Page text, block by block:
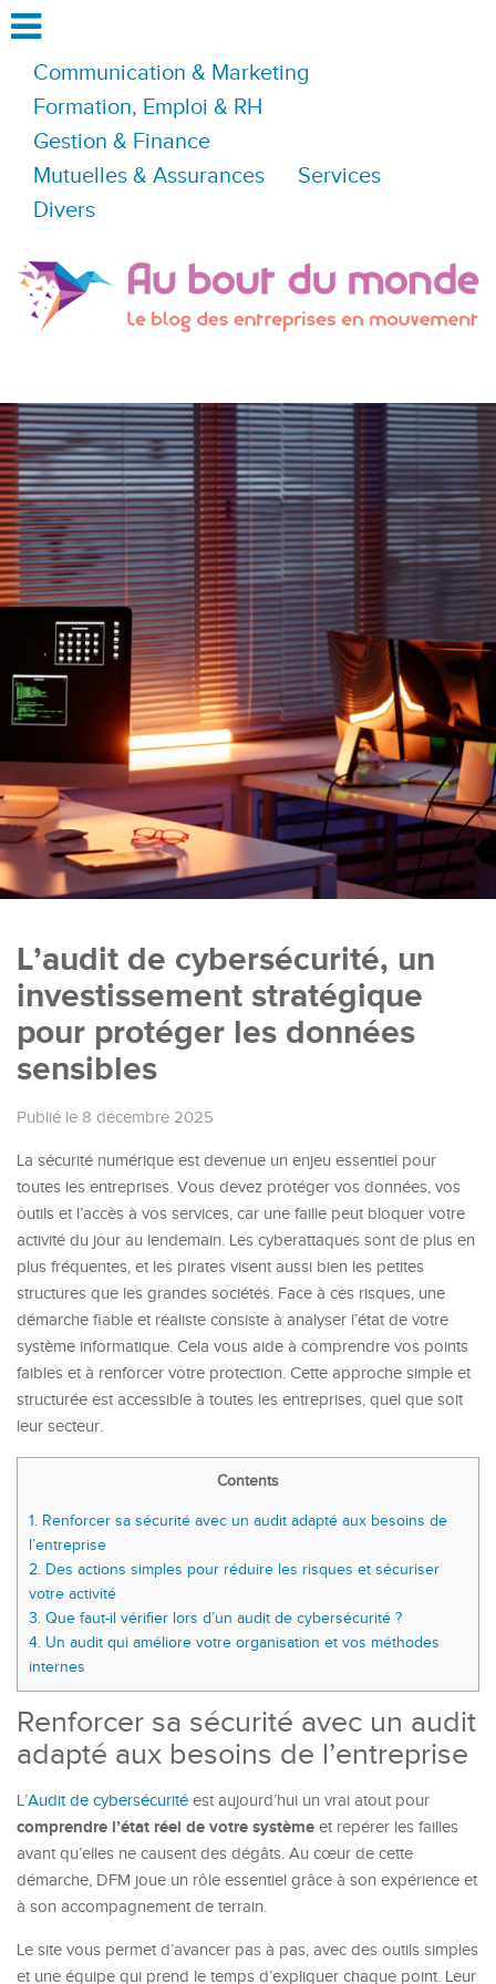
Communication & Marketing
Formation, Emploi & RH
Gestion & Finance
Mutuelles & Assurances
Services
Divers
L’audit de cybersécurité, un
investissement stratégique
pour protéger les données
sensibles
Publié le 8 décembre 2025
La sécurité numérique est devenue un enjeu essentiel pour
toutes les entreprises. Vous devez protéger vos données, vos
outils et l’accès à vos services, car une faille peut bloquer votre
activité du jour au lendemain. Les cyberattaques sont de plus en
plus fréquentes, et les pirates visent aussi bien les petites
structures que les grandes sociétés. Face à ces risques, une
démarche fiable et réaliste consiste à analyser l’état de votre
système informatique. Cela vous aide à comprendre vos points
faibles et à renforcer votre protection. Cette approche simple et
structurée est accessible à toutes les entreprises, quel que soit
leur secteur.
Contents
1. Renforcer sa sécurité avec un audit adapté aux besoins de
l’entreprise
2. Des actions simples pour réduire les risques et sécuriser
votre activité
3. Que faut-il vérifier lors d’un audit de cybersécurité ?
4. Un audit qui améliore votre organisation et vos méthodes
internes
Renforcer sa sécurité avec un audit
adapté aux besoins de l’entreprise
L’Audit de cybersécurité est aujourd’hui un vrai atout pour
comprendre l’état réel de votre système et repérer les failles
avant qu’elles ne causent des dégâts. Au cœur de cette
démarche, DFM joue un rôle essentiel grâce à son expérience et
à son accompagnement de terrain.
Le site vous permet d’avancer pas à pas, avec des outils simples
et une équipe qui prend le temps d’expliquer chaque point. Leur